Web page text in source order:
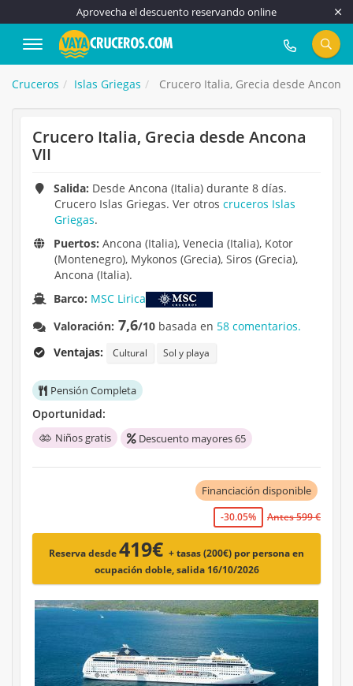
Aprovecha el descuento reservando online
917 815 555
Cruceros Islas Griegas Crucero Italia, Grecia desde Ancona
Crucero Italia, Grecia desde Ancona
VII
Salida: Desde Ancona (Italia) durante 8 días.
Crucero Islas Griegas. Ver otros cruceros Islas
Griegas.
Puertos: Ancona (Italia), Venecia (Italia), Kotor
(Montenegro), Mykonos (Grecia), Siros (Grecia),
Ancona (Italia).
Barco: MSC Lirica
Valoración: 7,6/10 basada en 58 comentarios.
Ventajas:
Cultural Sol y playa
Pensión Completa
Oportunidad:
Niños gratis Descuento mayores 65
Financiación disponible
-30.05% Antes 599 €
Reserva desde419€ + tasas (200€) por persona en
ocupación doble, salida 16/10/2026